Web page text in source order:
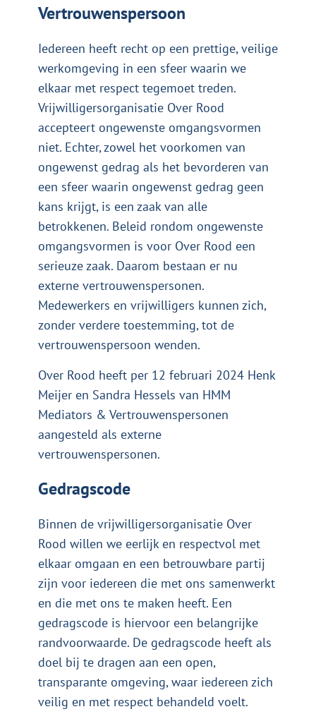
Vertrouwenspersoon
Iedereen heeft recht op een prettige, veilige
werkomgeving in een sfeer waarin we
elkaar met respect tegemoet treden.
Vrijwilligersorganisatie Over Rood
accepteert ongewenste omgangsvormen
niet. Echter, zowel het voorkomen van
ongewenst gedrag als het bevorderen van
een sfeer waarin ongewenst gedrag geen
kans krijgt, is een zaak van alle
betrokkenen. Beleid rondom ongewenste
omgangsvormen is voor Over Rood een
serieuze zaak. Daarom bestaan er nu
externe vertrouwenspersonen.
Medewerkers en vrijwilligers kunnen zich,
zonder verdere toestemming, tot de
vertrouwenspersoon wenden.
Over Rood heeft per 12 februari 2024 Henk
Meijer en Sandra Hessels van HMM
Mediators & Vertrouwenspersonen
aangesteld als externe
vertrouwenspersonen.
Gedragscode
Binnen de vrijwilligersorganisatie Over
Rood willen we eerlijk en respectvol met
elkaar omgaan en een betrouwbare partij
zijn voor iedereen die met ons samenwerkt
en die met ons te maken heeft. Een
gedragscode is hiervoor een belangrijke
randvoorwaarde. De gedragscode heeft als
doel bij te dragen aan een open,
transparante omgeving, waar iedereen zich
veilig en met respect behandeld voelt.